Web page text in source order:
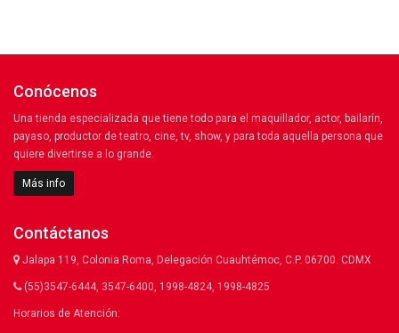
Conócenos
Una tienda especializada que tiene todo para el maquillador, actor, bailarín,
payaso, productor de teatro, cine, tv, show, y para toda aquella persona que
quiere divertirse a lo grande.
Más info
Contáctanos
Jalapa 119, Colonia Roma, Delegación Cuauhtémoc, C.P. 06700. CDMX
(55)3547-6444, 3547-6400, 1998-4824, 1998-4825
Horarios de Atención: